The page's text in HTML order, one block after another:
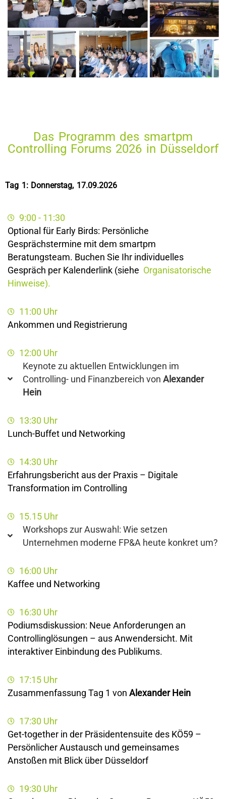
Das Programm des smartpm
Controlling Forums 2026 in Düsseldorf
Tag 1: Donnerstag, 17.09.2026
9:00 - 11:30
Optional für Early Birds: Persönliche
Gesprächstermine mit dem smartpm
Beratungsteam. Buchen Sie Ihr individuelles
Gespräch per Kalenderlink (siehe Organisatorische
Hinweise).
11:00 Uhr
Ankommen und Registrierung
12:00 Uhr
Keynote zu aktuellen Entwicklungen im
Controlling- und Finanzbereich von Alexander
Hein
13:30 Uhr
Lunch-Buffet und Networking
14:30 Uhr
Erfahrungsbericht aus der Praxis – Digitale
Transformation im Controlling
15.15 Uhr
Workshops zur Auswahl: Wie setzen
Unternehmen moderne FP&A heute konkret um?
16:00 Uhr
Kaffee und Networking
16:30 Uhr
Podiumsdiskussion: Neue Anforderungen an
Controllinglösungen – aus Anwendersicht. Mit
interaktiver Einbindung des Publikums.
17:15 Uhr
Zusammenfassung Tag 1 von Alexander Hein
17:30 Uhr
Get-together in der Präsidentensuite des KÖ59 –
Persönlicher Austausch und gemeinsames
Anstoßen mit Blick über Düsseldorf
19:30 Uhr